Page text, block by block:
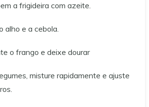
a frigideira com azeite.
alho e a cebola.
o frango e deixe dourar
misture rapidamente e ajuste